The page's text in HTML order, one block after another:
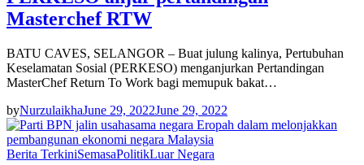
Masterchef RTW
BATU CAVES, SELANGOR – Buat julung kalinya, Pertubuhan
Keselamatan Sosial (PERKESO) menganjurkan Pertandingan
MasterChef Return To Work bagi memupuk bakat…
byNurzulaikhaJune 29, 2022June 29, 2022
Berita TerkiniSemasaPolitikLuar Negara